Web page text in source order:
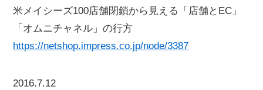
米メイシーズ100店舗閉鎖から見える「店舗とEC」
「オムニチャネル」の行方
https://netshop.impress.co.jp/node/3387
2016.7.12